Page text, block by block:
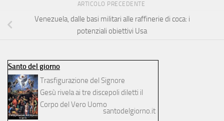
ARTICOLO PRECEDENTE
Venezuela, dalle basi militari alle raffinerie di coca: i
potenziali obiettivi Usa
Santo del giorno
Trasfigurazione del Signore
Gesù rivela ai tre discepoli diletti il
Corpo del Vero Uomo
santodelgiorno.it